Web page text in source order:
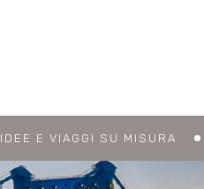
IDEE E VIAGGI SU MISURA